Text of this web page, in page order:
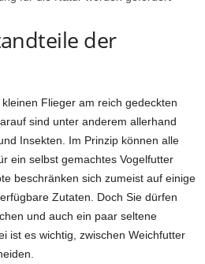
der
Flieger am reich gedeckten
sind unter anderem allerhand
Insekten. Im Prinzip können alle
ein selbst gemachtes Vogelfutter
beschränken sich zumeist auf einige
Zutaten. Doch Sie dürfen
und auch ein paar seltene
ist es wichtig, zwischen Weichfutter